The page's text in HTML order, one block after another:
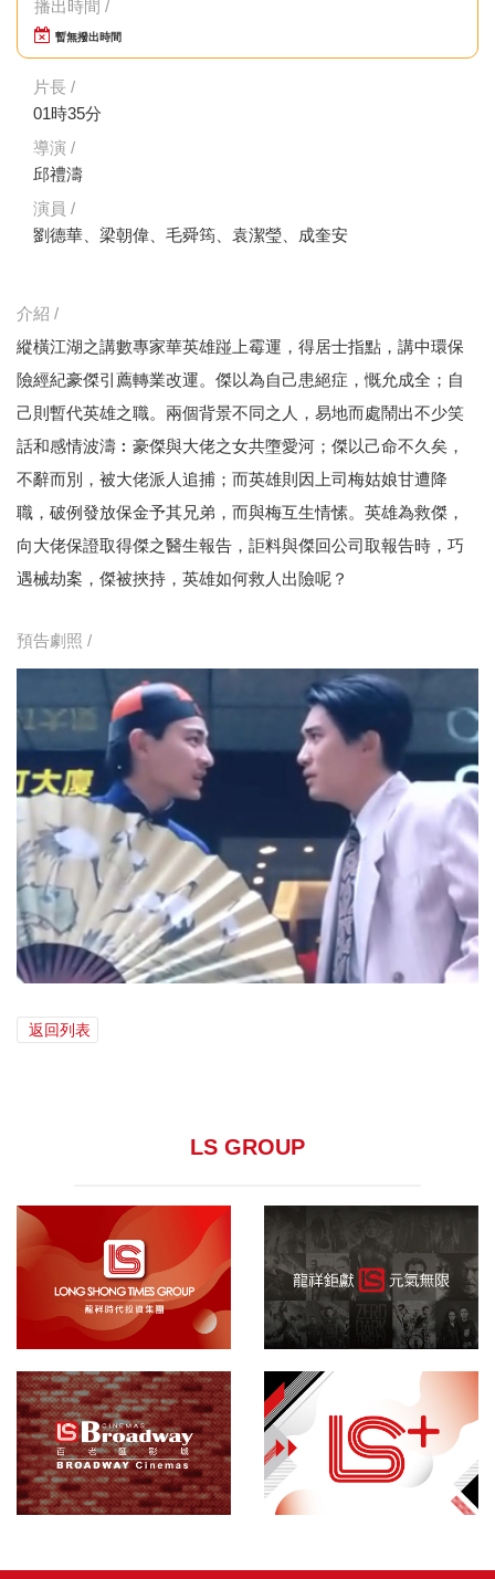
播出時間 /
暫無撥出時間
片長 /
01時35分
導演 /
邱禮濤
演員 /
劉德華、梁朝偉、毛舜筠、袁潔瑩、成奎安
介紹 /
縱橫江湖之講數專家華英雄踫上霉運，得居士指點，講中環保
險經紀豪傑引薦轉業改運。傑以為自己患絕症，慨允成全；自
己則暫代英雄之職。兩個背景不同之人，易地而處鬧出不少笑
話和感情波濤︰豪傑與大佬之女共墮愛河；傑以己命不久矣，
不辭而別，被大佬派人追捕；而英雄則因上司梅姑娘甘遭降
職，破例發放保金予其兄弟，而與梅互生情愫。英雄為救傑，
向大佬保證取得傑之醫生報告，詎料與傑回公司取報告時，巧
遇械劫案，傑被挾持，英雄如何救人出險呢？
預告劇照 /
返回列表
LS GROUP
龍祥集團 院線發行
百老匯影城 敬請期待